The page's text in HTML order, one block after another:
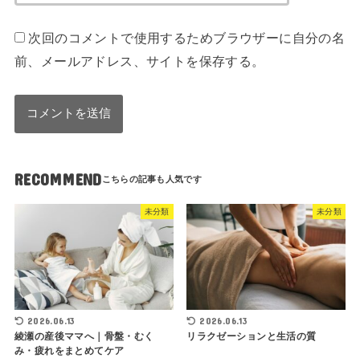
次回のコメントで使用するためブラウザーに自分の名
前、メールアドレス、サイトを保存する。
RECOMMEND
未分類
2026.06.13
綾瀬の産後ママへ｜骨盤・むく
み・疲れをまとめてケア
未分類
2026.06.13
リラクゼーションと生活の質